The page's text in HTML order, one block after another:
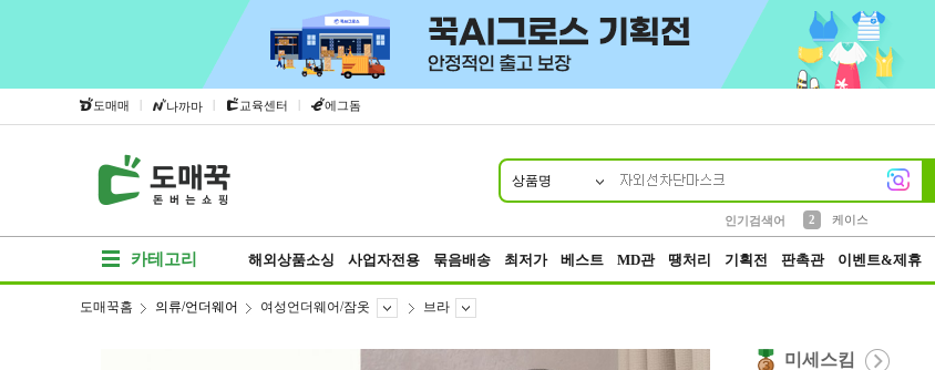
도매매 | 나까마 | 교육센터 | 에그돔
상품명
인기검색어
2
케이스
카테고리 해외상품소싱 사업자전용 묶음배송 최저가 베스트 MD관 땡처리 기획전 판촉관 이벤트&제휴
도매꾹홈 의류/언더웨어 여성언더웨어/잠옷 브라
미세스킴